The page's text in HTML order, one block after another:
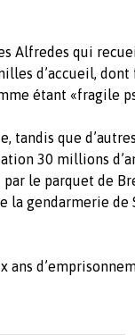
Alfredes qui
d’accueil,
étant «fragile
tandis que
30 millions
le parquet de
la gendarmerie de
ans